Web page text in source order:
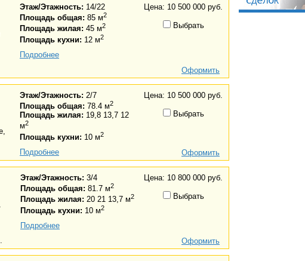
Этаж/Этажность: 14/22
Площадь общая: 85 м2
Площадь жилая: 45 м2
Площадь кухни: 12 м2
Подробнее
Цена: 10 500 000 руб.
Выбрать
Оформить
Этаж/Этажность: 2/7
Площадь общая: 78.4 м2
Площадь жилая: 19,8 13,7 12
м2
Площадь кухни: 10 м2
Подробнее
Цена: 10 500 000 руб.
Выбрать
Оформить
Этаж/Этажность: 3/4
Площадь общая: 81.7 м2
Площадь жилая: 20 21 13,7 м2
Площадь кухни: 10 м2
Подробнее
Цена: 10 800 000 руб.
Выбрать
Оформить